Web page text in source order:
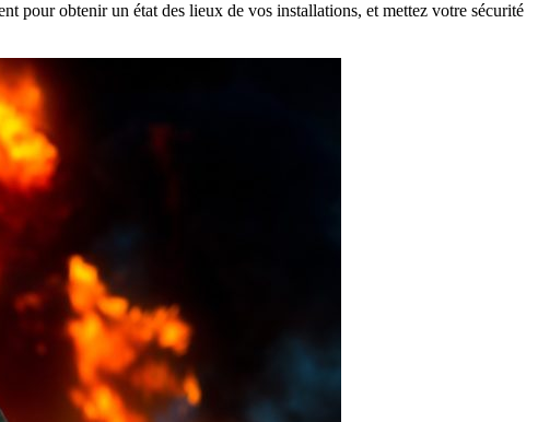
pour obtenir un état des lieux de vos installations, et mettez votre sécurité